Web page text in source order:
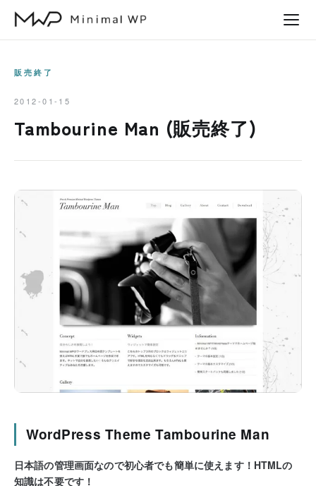
販売終了
2012-01-15
Tambourine Man (販売終了)
WordPress Theme Tambourine Man
日本語の管理画面なので初心者でも簡単に使えます！HTMLの
知識は不要です！